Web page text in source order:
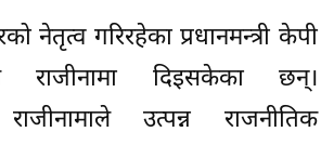
नेतृत्व गरिरहेका प्रधानमन्त्री केपी
राजीनामा दिइसकेका छन्।
राजीनामाले उत्पन्न राजनीतिक